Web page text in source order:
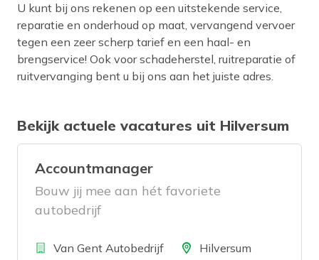
U kunt bij ons rekenen op een uitstekende service,
reparatie en onderhoud op maat, vervangend vervoer
tegen een zeer scherp tarief en een haal- en
brengservice! Ook voor schadeherstel, ruitreparatie of
ruitvervanging bent u bij ons aan het juiste adres.
Bekijk actuele vacatures uit Hilversum
Accountmanager
Bouw jij mee aan hét favoriete
autobedrijf
BedrijfVan Gent AutobedrijfLocatieHilversum